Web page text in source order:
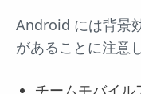
Android には背景
があることに注意
チームモバイ